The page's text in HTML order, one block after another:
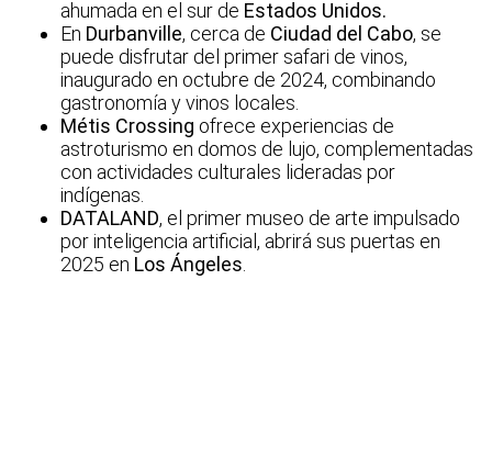
ahumada en el sur de Estados Unidos.
En Durbanville, cerca de Ciudad del Cabo, se
puede disfrutar del primer safari de vinos,
inaugurado en octubre de 2024, combinando
gastronomía y vinos locales.
Métis Crossing ofrece experiencias de
astroturismo en domos de lujo, complementadas
con actividades culturales lideradas por
indígenas.
DATALAND, el primer museo de arte impulsado
por inteligencia artificial, abrirá sus puertas en
2025 en Los Ángeles.